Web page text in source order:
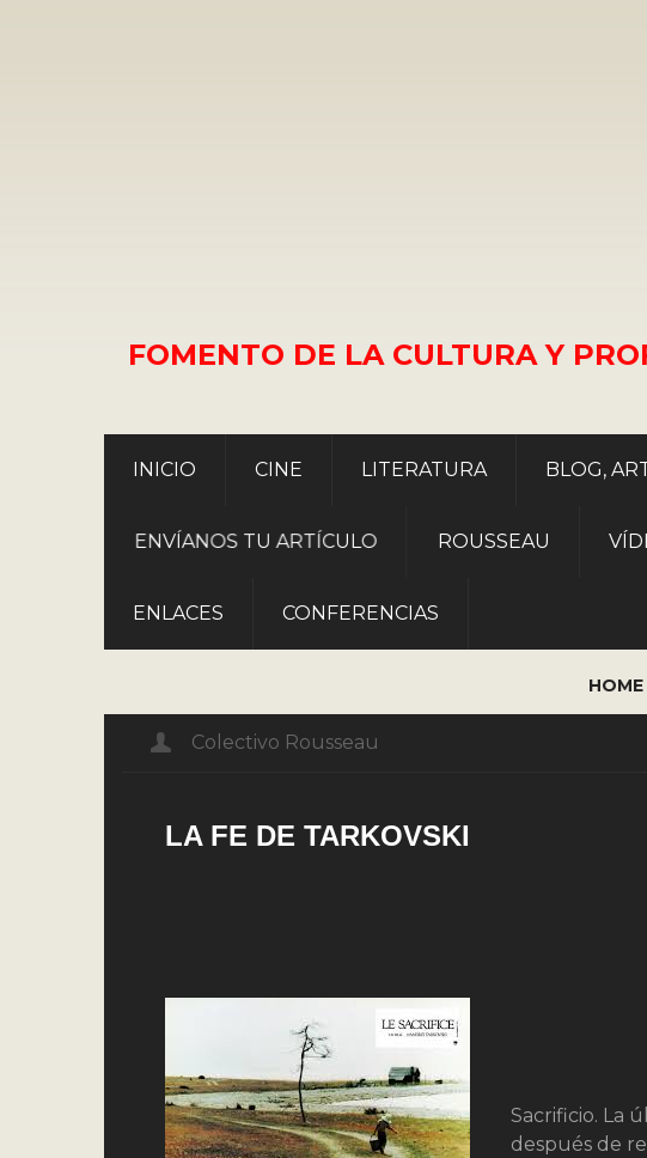
FOMENTO DE LA CULTURA Y
INICIO CINE LITERATURA BLOG,
ENVÍANOS TU ARTÍCULO ROUSSEAU
ENLACES CONFERENCIAS
HOME
Colectivo Rousseau
LA FE DE TARKOVSKI
Sacrificio. La
después de